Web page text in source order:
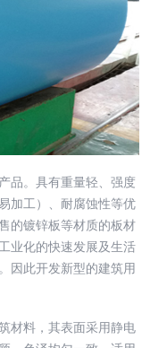
品。具有重量轻、强度
加工）、耐腐蚀性等优
的镀锌板等材质的板材
业化的快速发展及生活
因此开发新型的建筑用
材料，其表面采用静电